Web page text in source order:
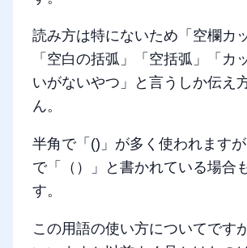
読み方は特にないため「空欄カ
「空白の括弧」「空括弧」「カ
いがないやつ」と言うしか伝え
ん。
半角で「()」が多く使われます
で「（）」と書かれている場合
す。
この用語の使い方についてです